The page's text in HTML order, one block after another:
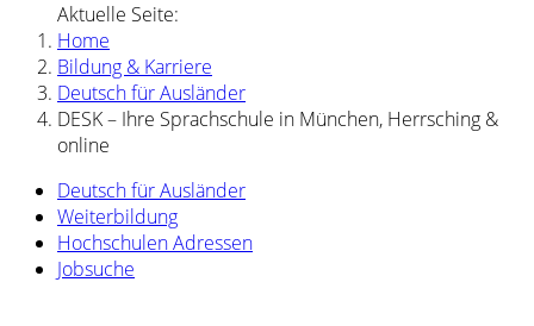
Aktuelle Seite:
Home
Bildung & Karriere
Deutsch für Ausländer
DESK – Ihre Sprachschule in München, Herrsching &
online
Deutsch für Ausländer
Weiterbildung
Hochschulen Adressen
Jobsuche